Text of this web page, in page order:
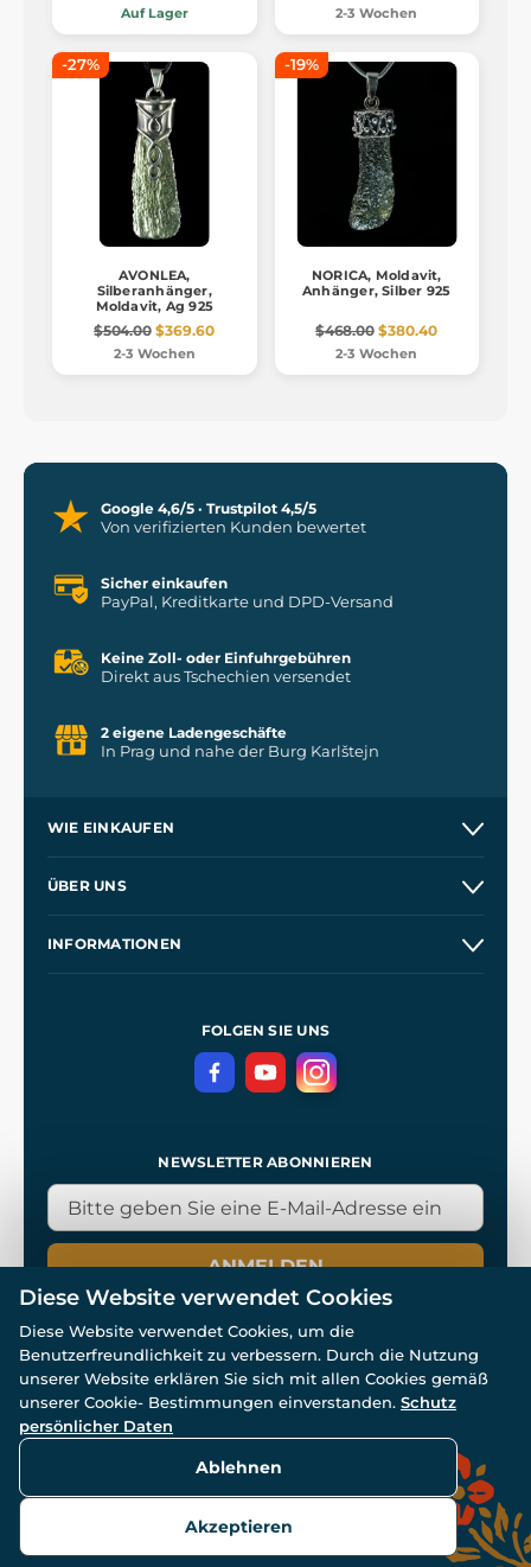
Auf Lager 2-3 Wochen
-27%
AVONLEA,
Silberanhänger,
Moldavit, Ag 925
$504.00 $369.60
2-3 Wochen
-19%
NORICA, Moldavit,
Anhänger, Silber 925
$468.00 $380.40
2-3 Wochen
Google 4,6/5 · Trustpilot 4,5/5
Von verifizierten Kunden bewertet
Sicher einkaufen
PayPal, Kreditkarte und DPD-Versand
Keine Zoll- oder Einfuhrgebühren
Direkt aus Tschechien versendet
2 eigene Ladengeschäfte
In Prag und nahe der Burg Karlštejn
WIE EINKAUFEN
Kontakt
ÜBER UNS
INFORMATIONEN
DatenschutzerklärungFOLGEN SIE UNS
NEWSLETTER ABONNIEREN
ANMELDEN
© Alle Rechte vorbehalten. www.wulflund.de 2007-2026.
Powered by
Diese Website verwendet Cookies
Diese Website verwendet Cookies, um die
Benutzerfreundlichkeit zu verbessern. Durch die Nutzung
unserer Website erklären Sie sich mit allen Cookies gemäß
unserer Cookie- Bestimmungen einverstanden. Schutz
persönlicher Daten
Ablehnen
Akzeptieren